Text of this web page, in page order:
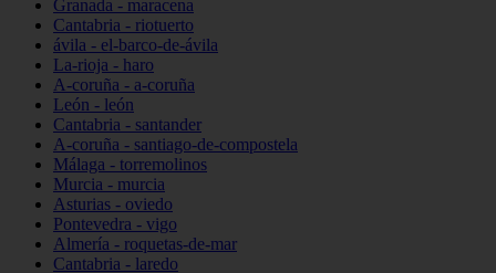
Granada - maracena
Cantabria - riotuerto
ávila - el-barco-de-ávila
La-rioja - haro
A-coruña - a-coruña
León - león
Cantabria - santander
A-coruña - santiago-de-compostela
Málaga - torremolinos
Murcia - murcia
Asturias - oviedo
Pontevedra - vigo
Almería - roquetas-de-mar
Cantabria - laredo